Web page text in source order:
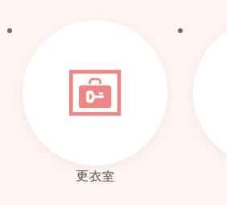
更衣室